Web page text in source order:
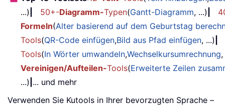
...)
50+-Diagramm-Typen(Gantt-Diagramm, ...)
Formeln(Alter basierend auf dem Geburtstag
Tools(QR-Code einfügen,Bild aus Pfad einfügen, ...)
Tools(In Wörter umwandeln,Wechselkursumrechnung
Vereinigen/Aufteilen-Tools(Erweiterte Zeilen
...) ... und mehr
Verwenden Sie Kutools in Ihrer bevorzugten Sprache –